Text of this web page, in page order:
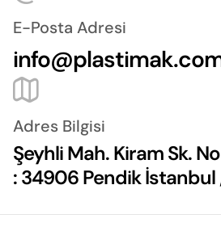
E-Posta Adresi
Adres Bilgisi
Şeyhli Mah. Kiram Sk.
: 34906 Pendik İstanbul